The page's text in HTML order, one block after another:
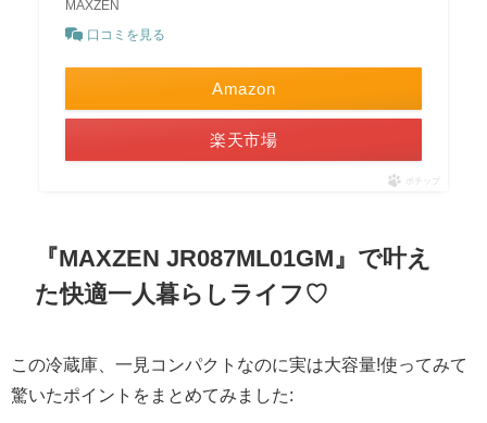
MAXZEN
口コミを見る
Amazon
楽天市場
ポチップ
『MAXZEN JR087ML01GM』で叶え
た快適一人暮らしライフ♡
この冷蔵庫、一見コンパクトなのに実は大容量!使ってみて
驚いたポイントをまとめてみました: